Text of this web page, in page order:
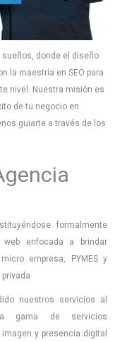
sueños, donde el diseño
la maestría en SEO para
nivel. Nuestra misión es
de tu negocio en
guiarte a través de los
formalmente
enfocada a brindar
empresa, PYMES y
nuestros servicios al
gama de servicios
y presencia digital